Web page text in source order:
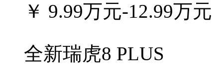
￥ 9.99万元-12.99万元
全新瑞虎8 PLUS